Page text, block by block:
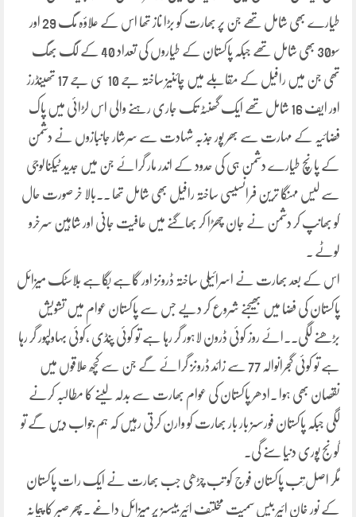
طیارے بھی شامل تھے جن پر بھارت کو بڑا ناز تھا اس کے علاؤہ مگ 29 اور
سو30 بھی شامل تھے جبکہ پاکستان کے طیاروں کی تعداد 40 کے لگ بھگ
تھی جن میں رافیل کے مقابلے میں چائنیز ساختہ جے 10 سی جے 17 تھینڈرز
اور ایف 16 شامل تھے ایک گھنٹہ تک جاری رہنے والی اس لڑائی میں پاک
فضائیہ کے مہارت سے بھر پور جذبہ شہادت سے سرشار جانبازوں نے دشمن
کے پانچ طیارے دشمن ہی کی حدود کے اندر مار گرائے جن میں جدید ٹیکنالوجی
سے لیس مہنگا ترین فرانسیسی ساختہ رافیل بھی شامل تھا ۔۔بالا خر صورت حال
کو بھانپ کر دشمن نے جان چھڑا کر بھاگنے میں عافیت جانی اور شاہین سرخرو
لوٹے ۔
اس کے بعد بھارت نے اسرائیلی ساختہ ڈرونز اور گاہے بگاہے بلاسٹک میزائل
پاکستان کی فضا میں بھیجنے شروع کر دیے جس سے پاکستان عوام میں تشویش
بڑھنے لگی۔۔ائے روز کوئی ڈرون لاہور گر رہا ہے تو کوئی پنڈی ،کوئی بہاولپور گر رہا
ہے تو کوئی گجرانوالہ 77 سے زائد ڈرونز گرائے گے جن سے کچھ علاقوں میں
نقصان بھی ہوا ۔ادھر پاکستان کی عوام بھارت سے بدلہ لینے کا مطالبہ کرنے
لگی جبکہ پاکستان فورسسز بار بار بھارت کو وارن کرتی رہیں کہ ہم جواب دیں گے تو
گونج پوری دنیا سنے گی۔
مگر اصل َتب پاکستان فوج کو تب چڑھی جب بھارت نے ایک رات پاکستان
کے نور خان ائیر بیس سمیت مخلتف ائیر بیسسز پر میزائل داغے ۔پھر صبر کا پیمانہ